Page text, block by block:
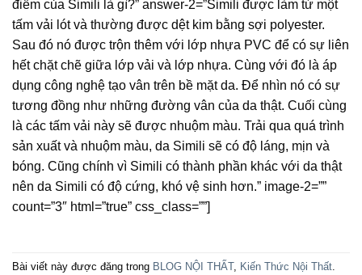
điểm của Simili là gì?” answer-2=”Simili được làm từ một
tấm vải lót và thường được dệt kim bằng sợi polyester.
Sau đó nó được trộn thêm với lớp nhựa PVC để có sự liên
hết chặt chẽ giữa lớp vải và lớp nhựa. Cùng với đó là áp
dụng công nghệ tạo vân trên bề mặt da. Để nhìn nó có sự
tương đồng như những đường vân của da thật. Cuối cùng
là các tấm vải này sẽ được nhuộm màu. Trải qua quá trình
sản xuất và nhuộm màu, da Simili sẽ có độ láng, mịn và
bóng. Cũng chính vì Simili có thành phần khác với da thật
nên da Simili có độ cứng, khó vệ sinh hơn.” image-2=””
count=”3″ html=”true” css_class=””]
Bài viết này được đăng trong BLOG NỘI THẤT, Kiến Thức Nội Thất